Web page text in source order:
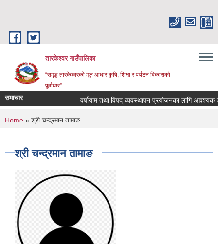
तारकेश्वर गाउँपालिका
“समृद्ध तारकेश्वरको मूल आधार कृषि, शिक्षा र पर्यटन विकासको
पूर्वाधार”
समाचार वर्षायाम तथा विपद् व्यवस्थापन प्रयोजनका लागि आवश्यक
You are here
Home » श्री चन्द्रमान तामाङ
श्री चन्द्रमान तामाङ